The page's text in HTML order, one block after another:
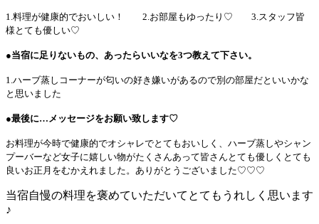
1.料理が健康的でおいしい！ 2.お部屋もゆったり♡
3.スタッフ皆
様とても優しい♡
●当宿に足りないもの、あったらいいなを3つ教えて下さい。
1.ハーブ蒸しコーナーが匂いの好き嫌いがあるので別の部屋だといいかな
と思いました
●最後に…メッセージをお願い致します♡
お料理が今時で健康的でオシャレでとてもおいしく、ハーブ蒸しやシャン
プーバーなど女子に嬉しい物がたくさんあって皆さんとても優しくとても
良いお正月をむかえれました。ありがとうございました♡♡♡
当宿自慢の料理を褒めていただいてとてもうれしく思います
♪